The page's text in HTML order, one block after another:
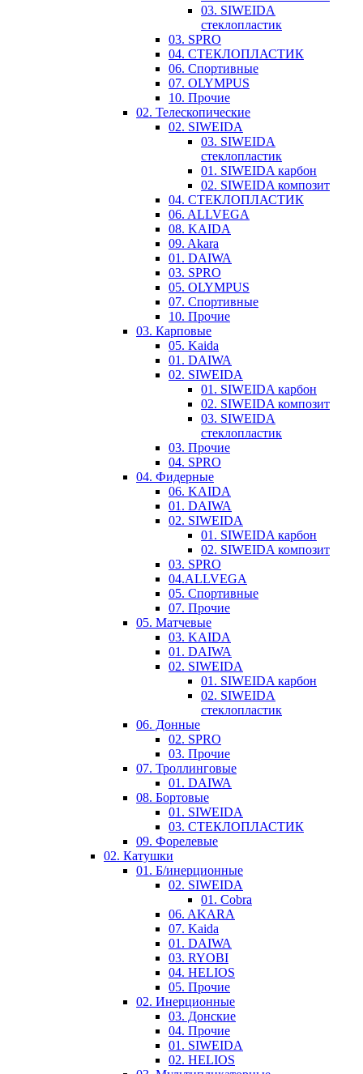
03. SIWEIDA
стеклопластик
03. SPRO
04. СТЕКЛОПЛАСТИК
06. Спортивные
07. OLYMPUS
10. Прочие
02. Телескопические
02. SIWEIDA
03. SIWEIDA
стеклопластик
01. SIWEIDA карбон
02. SIWEIDA композит
04. СТЕКЛОПЛАСТИК
06. ALLVEGA
08. KAIDA
09. Akara
01. DAIWA
03. SPRO
05. OLYMPUS
07. Спортивные
10. Прочие
03. Карповые
05. Kaida
01. DAIWA
02. SIWEIDA
01. SIWEIDA карбон
02. SIWEIDA композит
03. SIWEIDA
стеклопластик
03. Прочие
04. SPRO
04. Фидерные
06. KAIDA
01. DAIWA
02. SIWEIDA
01. SIWEIDA карбон
02. SIWEIDA композит
03. SPRO
04.ALLVEGA
05. Спортивные
07. Прочие
05. Матчевые
03. KAIDA
01. DAIWA
02. SIWEIDA
01. SIWEIDA карбон
02. SIWEIDA
стеклопластик
06. Донные
02. SPRO
03. Прочие
07. Троллинговые
01. DAIWA
08. Бортовые
01. SIWEIDA
03. СТЕКЛОПЛАСТИК
09. Форелевые
02. Катушки
01. Б/инерционные
02. SIWEIDA
01. Cobra
06. AKARA
07. Kaida
01. DAIWA
03. RYOBI
04. HELIOS
05. Прочие
02. Инерционные
03. Донские
04. Прочие
01. SIWEIDA
02. HELIOS